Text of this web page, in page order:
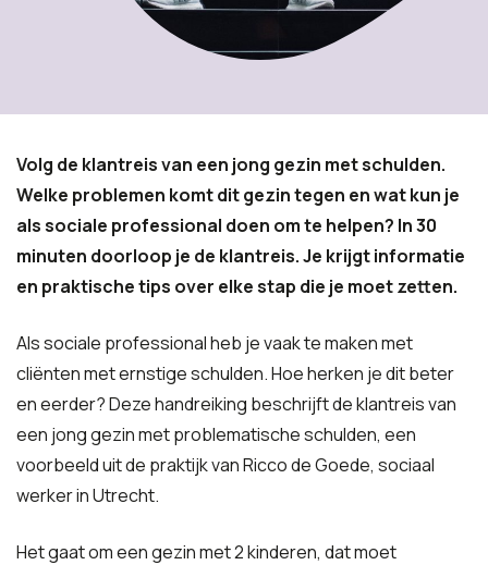
Volg de klantreis van een jong gezin met schulden.
Welke problemen komt dit gezin tegen en wat kun je
als sociale professional doen om te helpen? In 30
minuten doorloop je de klantreis. Je krijgt informatie
en praktische tips over elke stap die je moet zetten.
Als sociale professional heb je vaak te maken met
cliënten met ernstige schulden. Hoe herken je dit beter
en eerder? Deze handreiking beschrijft de klantreis van
een jong gezin met problematische schulden, een
voorbeeld uit de praktijk van Ricco de Goede, sociaal
werker in Utrecht.
Het gaat om een gezin met 2 kinderen, dat moet